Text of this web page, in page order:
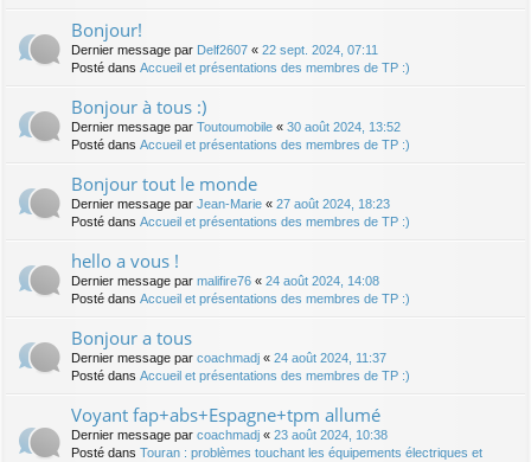
Bonjour!
Dernier message par Delf2607 « 22 sept. 2024, 07:11
Posté dans Accueil et présentations des membres de TP :)
Bonjour à tous :)
Dernier message par Toutoumobile « 30 août 2024, 13:52
Posté dans Accueil et présentations des membres de TP :)
Bonjour tout le monde
Dernier message par Jean-Marie « 27 août 2024, 18:23
Posté dans Accueil et présentations des membres de TP :)
hello a vous !
Dernier message par malifire76 « 24 août 2024, 14:08
Posté dans Accueil et présentations des membres de TP :)
Bonjour a tous
Dernier message par coachmadj « 24 août 2024, 11:37
Posté dans Accueil et présentations des membres de TP :)
Voyant fap+abs+Espagne+tpm allumé
Dernier message par coachmadj « 23 août 2024, 10:38
Posté dans Touran : problèmes touchant les équipements électriques et